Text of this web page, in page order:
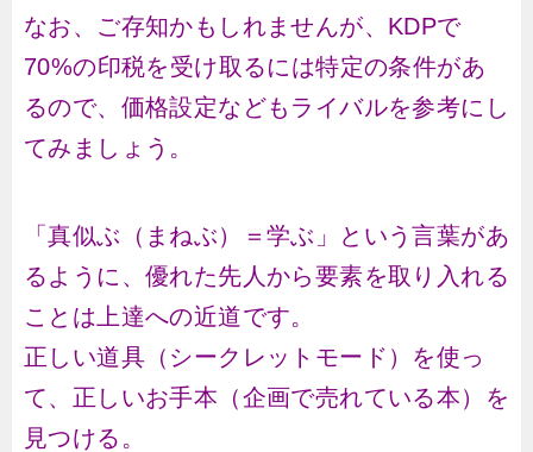
なお、ご存知かもしれませんが、KDPで
70%の印税を受け取るには特定の条件があ
るので、価格設定などもライバルを参考にし
てみましょう。
「真似ぶ（まねぶ）＝学ぶ」という言葉があ
るように、優れた先人から要素を取り入れる
ことは上達への近道です。
正しい道具（シークレットモード）を使っ
て、正しいお手本（企画で売れている本）を
見つける。